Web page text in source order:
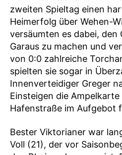
zweiten Spieltag einen
Heimerfolg über Wehen-
versäumten es dabei, den
Garaus zu machen und
von 0:0 zahlreiche
spielten sie sogar in
Innenverteidiger Greger
Einsteigen die
Hafenstraße im Aufgebot
Bester Viktorianer war
Voll (21), der vor